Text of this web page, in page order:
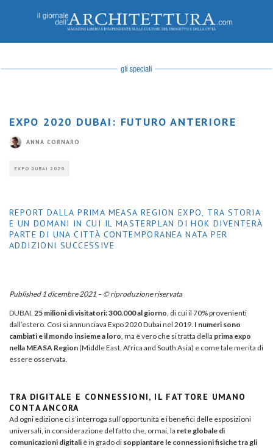
EXPO 2020 DUBAI: FUTURO ANTERIORE
ANNA CORNARO
EXPO DUBAI 2020
REPORT DALLA PRIMA MEASA REGION EXPO, TRA STORIA
E UN DOMANI IN CUI IL MASTERPLAN DI HOK DIVENTERÀ
PARTE DI UNA CITTÀ CONTEMPORANEA NATA PER
ADDIZIONI SUCCESSIVE
Published 1 dicembre 2021 – © riproduzione riservata
DUBAI. 25 milioni di visitatori: 300.000 al giorno , di cui il 70% provenienti
dall’estero. Così si annunciava Expo 2020 Dubai nel 2019. I numeri sono
cambiati e il mondo insieme a loro , ma è vero che si tratta della prima expo
nella MEASA Region(Middle East, Africa and South Asia) e come tale merita di
essere osservata.
TRA DIGITALE E CONNESSIONI, IL FATTORE UMANO
CONTA ANCORA
Ad ogni edizione ci s’interroga sull’opportunità e i benefici delle esposizioni
universali, in considerazione del fatto che, ormai, la rete globale di
comunicazioni digitali è in grado di soppiantare le connessioni fisiche tra gli